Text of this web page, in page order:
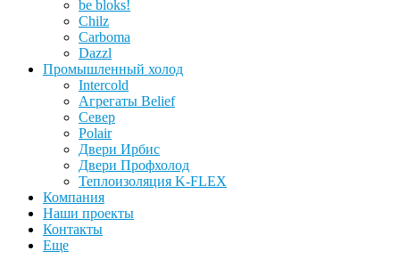
be bloks!
Chilz
Carboma
Dazzl
Промышленный холод
Intercold
Агрегаты Belief
Север
Polair
Двери Ирбис
Двери Профхолод
Теплоизоляция K-FLEX
Компания
Наши проекты
Контакты
Еще